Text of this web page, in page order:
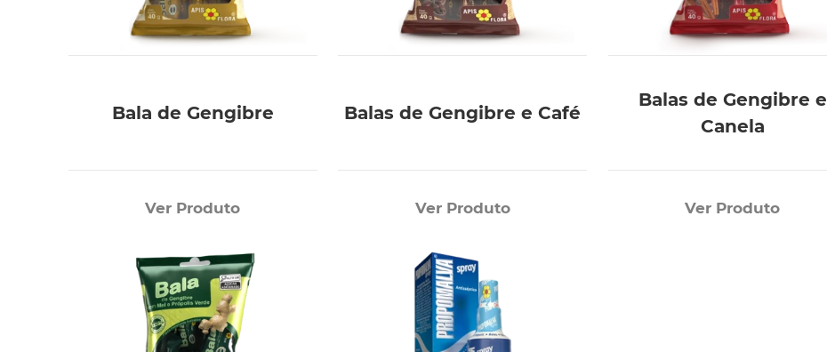
Bala de Gengibre
Ver Produto
Balas de Gengibre e Café
Ver Produto
Balas de Gengibre e
Canela
Ver Produto